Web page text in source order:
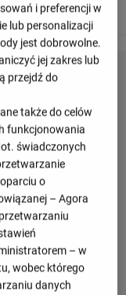
56%.
i preferencji w
lub personalizacji
jest dobrowolne.
jej zakres lub
przejdź do
także do celów
funkcjonowania
świadczonych
o
– Agora
– w
wobec którego
danych